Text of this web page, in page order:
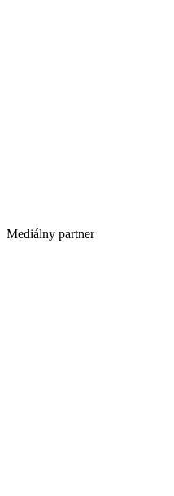
Mediálny partner